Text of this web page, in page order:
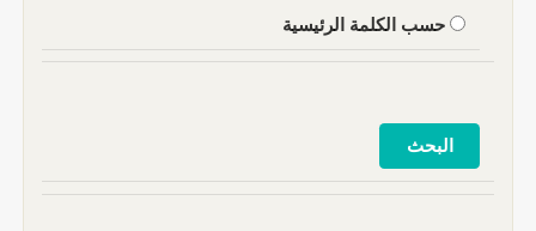
حسب الكلمة الرئيسية